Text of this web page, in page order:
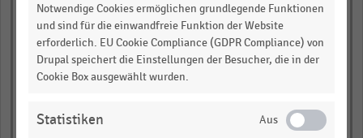
GfM-Trend
empty
empty
Notwendige Cookies ermöglichen grundlegende Funktionen
und sind für die einwandfreie Funktion der Website
erforderlich. EU Cookie Compliance (GDPR Compliance) von
Drupal speichert die Einstellungen der Besucher, die in der
Cookie Box ausgewählt wurden.
Statistiken